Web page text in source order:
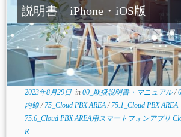
説明書 iPhone・iOS版
2023年8月29日in 00_取扱説明書・マニュアル/
内線/ 75_Cloud PBX AREA/ 75.1_Cloud PBX
75.6_Cloud PBX AREA用スマートフォンアプリ
R